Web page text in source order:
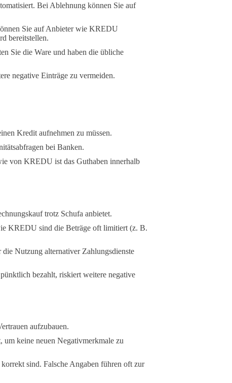
Bei Ablehnung können Sie auf
Sie auf Anbieter wie KREDU
bereitstellen.
Sie die Ware und haben die übliche
negative Einträge zu vermeiden.
Kredit aufnehmen zu müssen.
bei Banken.
von KREDU ist das Guthaben innerhalb
trotz Schufa anbietet.
KREDU sind die Beträge oft limitiert (z. B.
Nutzung alternativer Zahlungsdienste
bezahlt, riskiert weitere negative
aufzubauen.
um keine neuen Negativmerkmale zu
sind. Falsche Angaben führen oft zur